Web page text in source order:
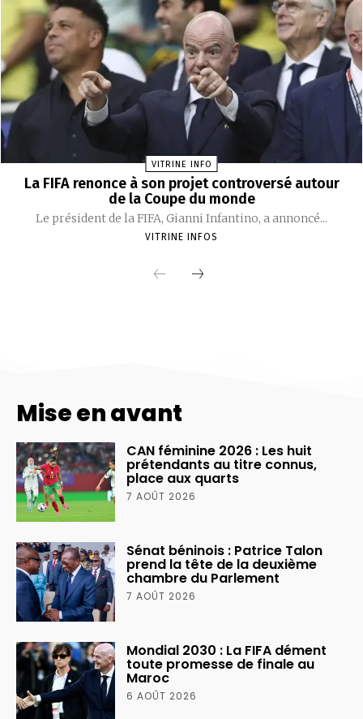
Mise en avant
CAN féminine 2026 : Les huit
prétendants au titre connus,
place aux quarts
7 AOÛT 2026
Sénat béninois : Patrice Talon
prend la tête de la deuxième
chambre du Parlement
7 AOÛT 2026
Mondial 2030 : La FIFA dément
toute promesse de finale au
Maroc
6 AOÛT 2026